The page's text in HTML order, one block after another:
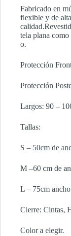
Fabricado en
flexible y de alta
tela plana
o.
Protección
Protección
Largos: 90 –
Tallas:
S – 50cm de
M –60 cm de
L – 75cm ancho
Cierre: Cintas,
Color a elegir.